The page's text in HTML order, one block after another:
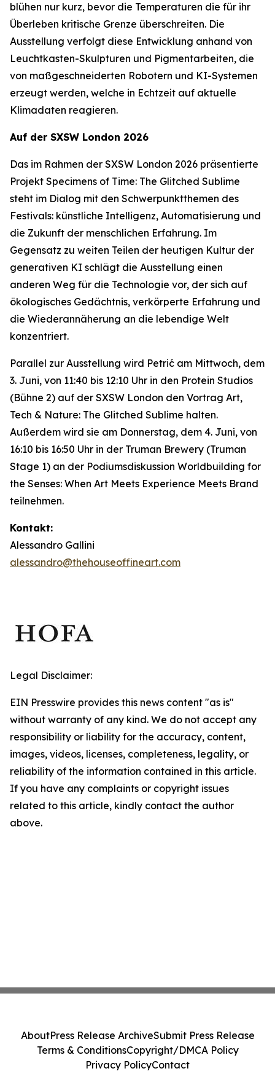
blühen nur kurz, bevor die Temperaturen die für ihr
Überleben kritische Grenze überschreiten. Die
Ausstellung verfolgt diese Entwicklung anhand von
Leuchtkasten-Skulpturen und Pigmentarbeiten, die
von maßgeschneiderten Robotern und KI-Systemen
erzeugt werden, welche in Echtzeit auf aktuelle
Klimadaten reagieren.
Auf der SXSW London 2026
Das im Rahmen der SXSW London 2026 präsentierte
Projekt Specimens of Time: The Glitched Sublime
steht im Dialog mit den Schwerpunktthemen des
Festivals: künstliche Intelligenz, Automatisierung und
die Zukunft der menschlichen Erfahrung. Im
Gegensatz zu weiten Teilen der heutigen Kultur der
generativen KI schlägt die Ausstellung einen
anderen Weg für die Technologie vor, der sich auf
ökologisches Gedächtnis, verkörperte Erfahrung und
die Wiederannäherung an die lebendige Welt
konzentriert.
Parallel zur Ausstellung wird Petrić am Mittwoch, dem
3. Juni, von 11:40 bis 12:10 Uhr in den Protein Studios
(Bühne 2) auf der SXSW London den Vortrag Art,
Tech & Nature: The Glitched Sublime halten.
Außerdem wird sie am Donnerstag, dem 4. Juni, von
16:10 bis 16:50 Uhr in der Truman Brewery (Truman
Stage 1) an der Podiumsdiskussion Worldbuilding for
the Senses: When Art Meets Experience Meets Brand
teilnehmen.
Kontakt:
Alessandro Gallini
alessandro@thehouseoffineart.com
Legal Disclaimer:
EIN Presswire provides this news content "as is"
without warranty of any kind. We do not accept any
responsibility or liability for the accuracy, content,
images, videos, licenses, completeness, legality, or
reliability of the information contained in this article.
If you have any complaints or copyright issues
related to this article, kindly contact the author
above.
AboutPress Release ArchiveSubmit Press Release
Terms & ConditionsCopyright/DMCA Policy
Privacy PolicyContact